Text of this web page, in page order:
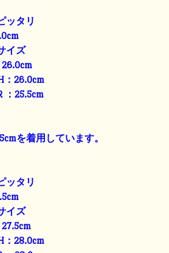
ッタリ
イズ
26.0cm
：26.0cm
：25.5cm
を着用しています。
ッタリ
イズ
27.5cm
：28.0cm